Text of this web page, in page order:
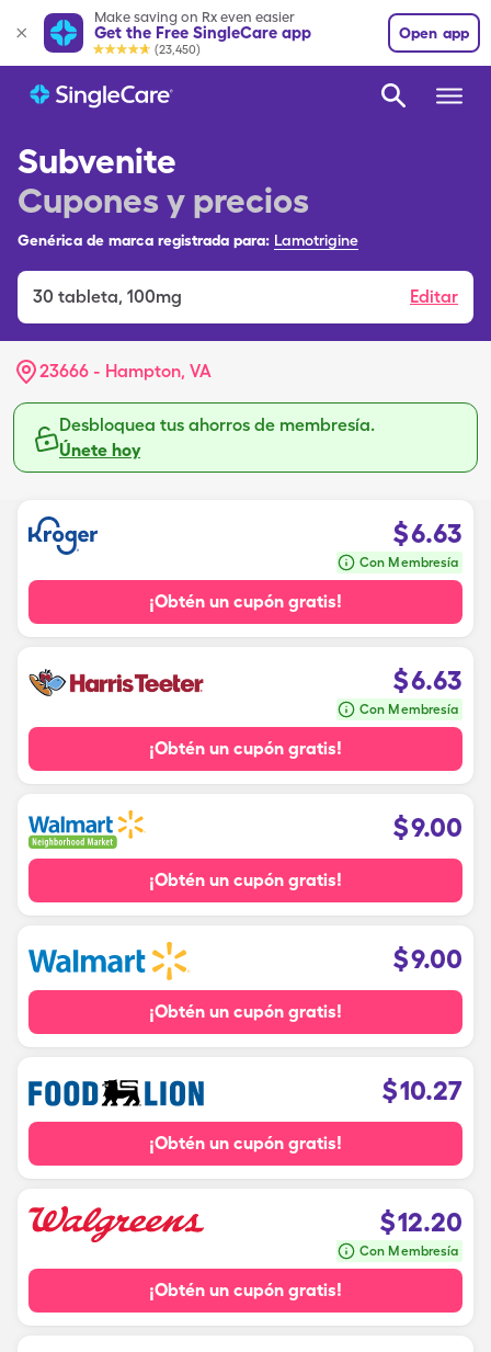
Make saving on Rx even easier
Get the Free SingleCare app
(23,450)
Open app
Subvenite
Cupones y precios
Genérica de marca registrada para: Lamotrigine
30 tableta, 100mg Editar
23666 - Hampton, VA
Desbloquea tus ahorros de membresía.
Únete hoy
$6.63
Con Membresía
¡Obtén un cupón gratis!
$6.63
Con Membresía
¡Obtén un cupón gratis!
$9.00
¡Obtén un cupón gratis!
$9.00
¡Obtén un cupón gratis!
$10.27
¡Obtén un cupón gratis!
$12.20
Con Membresía
¡Obtén un cupón gratis!